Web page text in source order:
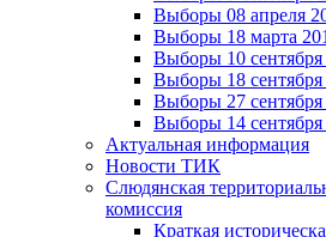
Выборы 08 апреля
Выборы 18 марта
Выборы 10 сентября
Выборы 18 сентября
Выборы 27 сентября
Выборы 14 сентября
Актуальная информация
Новости ТИК
Слюдянская
комиссия
Краткая